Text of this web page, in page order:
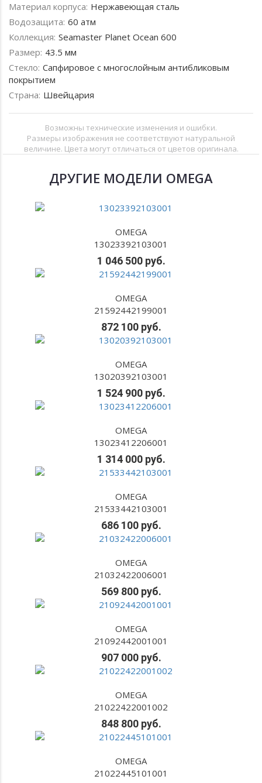
Материал корпуса: Нержавеющая сталь
Водозащита: 60 атм
Коллекция: Seamaster Planet Ocean 600
Размер: 43.5 мм
Стекло: Сапфировое с многослойным антибликовым
покрытием
Страна: Швейцария
Возможны технические изменения и ошибки.
Размеры изображения не соответствуют натуральной
величине. Цвета могут отличаться от цветов оригинала.
ДРУГИЕ МОДЕЛИ OMEGA
OMEGA
13023392103001
1 046 500 руб.
OMEGA
21592442199001
872 100 руб.
OMEGA
13020392103001
1 524 900 руб.
OMEGA
13023412206001
1 314 000 руб.
OMEGA
21533442103001
686 100 руб.
OMEGA
21032422006001
569 800 руб.
OMEGA
21092442001001
907 000 руб.
OMEGA
21022422001002
848 800 руб.
OMEGA
21022445101001